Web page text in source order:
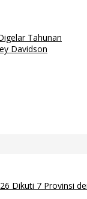
Tahunan
Davidson
Dikuti 7 Provinsi